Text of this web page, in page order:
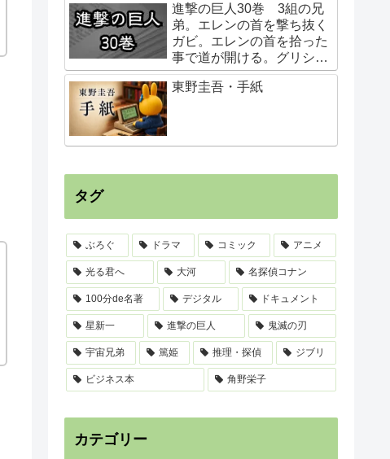
進撃の巨人30巻 3組の兄
弟。エレンの首を撃ち抜く
ガビ。エレンの首を拾った
事で道が開ける。グリシャ
の行動はエレンの指示。始
祖ユミルの巨人化は虫との
東野圭吾・手紙
タグ
ぶろぐ ドラマ コミック アニメ
光る君へ 大河 名探偵コナン
100分de名著 デジタル ドキュメント
星新一 進撃の巨人 鬼滅の刃
宇宙兄弟 篤姫 推理・探偵 ジブリ
ビジネス本 角野栄子
カテゴリー